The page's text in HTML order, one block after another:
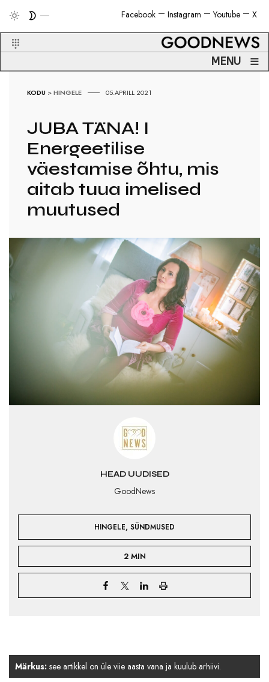
X
Youtube
Instagram
Facebook
MENU ≡
KODU >HINGELE 05.APRILL 2021
JUBA TÄNA! I
Energeetilise
väestamise õhtu, mis
aitab tuua imelised
muutused
HEAD UUDISED
GoodNews
HINGELE, SÜNDMUSED
2 MIN
Märkus: see artikkel on üle viie aasta vana ja kuulub arhiivi.